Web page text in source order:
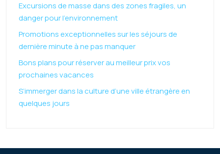
Excursions de masse dans des zones fragiles, un
danger pour l’environnement
Promotions exceptionnelles sur les séjours de
dernière minute à ne pas manquer
Bons plans pour réserver au meilleur prix vos
prochaines vacances
S’immerger dans la culture d’une ville étrangère en
quelques jours